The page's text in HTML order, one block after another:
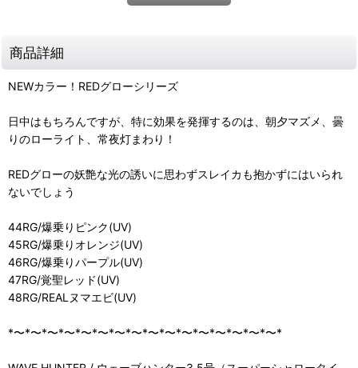
商品詳細
NEWカラー！REDグローシリーズ
日中はもちろんですが、特に効果を発揮するのは、朝夕マズメ、曇
りのローライト、常夜灯まわり！
REDグローの妖艶な光の誘いに思わずスレイカも抱かずにはいられ
ないでしょう
44RG/爆乗りピンク(UV)
45RG/爆乗りオレンジ(UV)
46RG/爆乗りパープル(UV)
47RG/覚聖レッド(UV)
48RG/REALヌマエビ(UV)
*〜*〜*〜*〜*〜*〜*〜*〜*〜*〜*〜*〜*〜*〜*〜*〜*